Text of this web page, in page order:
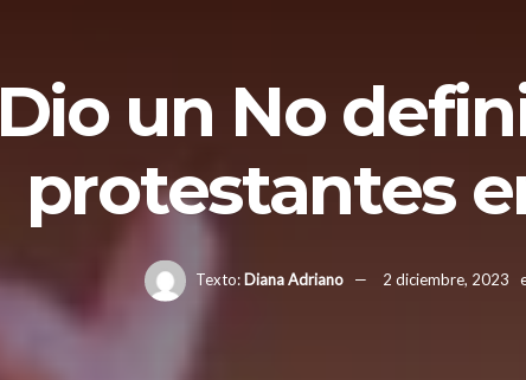
Dio un No
protestantes
Texto:Diana Adriano 2 diciembre, 2023